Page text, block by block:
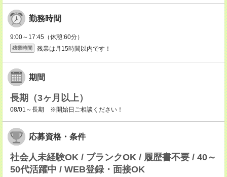
勤務時間
9:00～17:45（休憩:60分）
残業時間 残業は月15時間以内です！
期間
長期（3ヶ月以上）
08/01～長期 ※開始日ご相談ください！
応募資格・条件
社会人未経験OK / ブランクOK / 履歴書不要 / 40～
50代活躍中 / WEB登録・面接OK